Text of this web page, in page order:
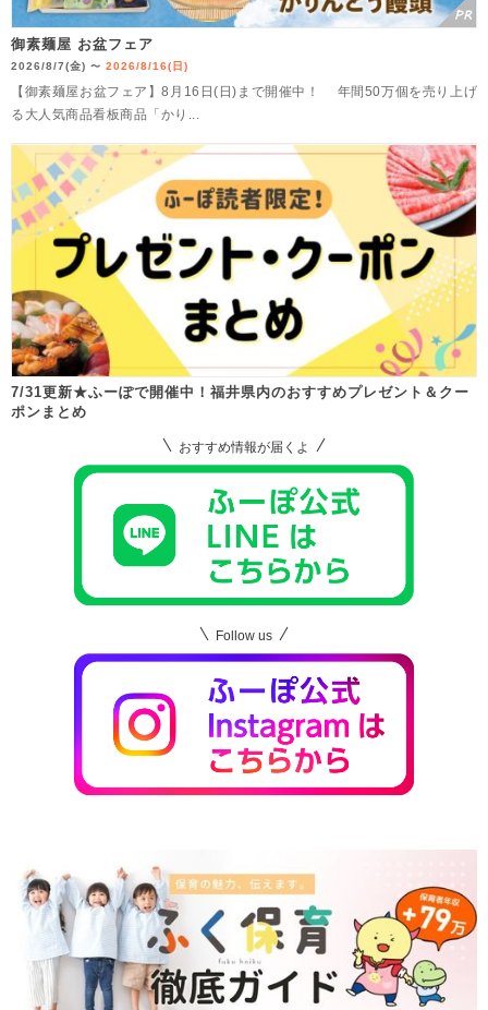
御素麺屋 お盆フェア
2026/8/7(金) 〜 2026/8/16(日)
【御素麺屋お盆フェア】8月16日(日)まで開催中！ 年間50万個を売り上げ
る大人気商品看板商品「かり...
7/31更新★ふーぽで開催中！福井県内のおすすめプレゼント＆クー
ポンまとめ
おすすめ情報が届くよ
Follow us